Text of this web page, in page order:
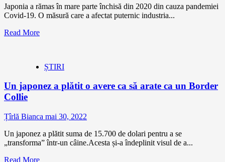
Japonia a rămas în mare parte închisă din 2020 din cauza pandemiei
Covid-19. O măsură care a afectat puternic industria...
Read More
ȘTIRI
Un japonez a plătit o avere ca să arate ca un Border
Collie
Țîrlă Bianca mai 30, 2022
Un japonez a plătit suma de 15.700 de dolari pentru a se
„transforma” într-un câine.Acesta și-a îndeplinit visul de a...
Read More